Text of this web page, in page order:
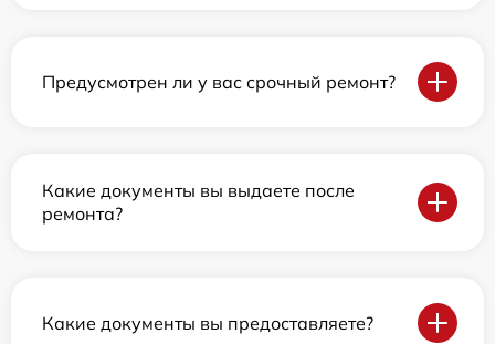
Предусмотрен ли у вас срочный ремонт?
Какие документы вы выдаете после
ремонта?
Какие документы вы предоставляете?